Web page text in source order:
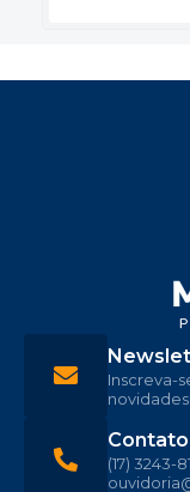
Contato
(17) 3243-
Inscreva-
novidades!